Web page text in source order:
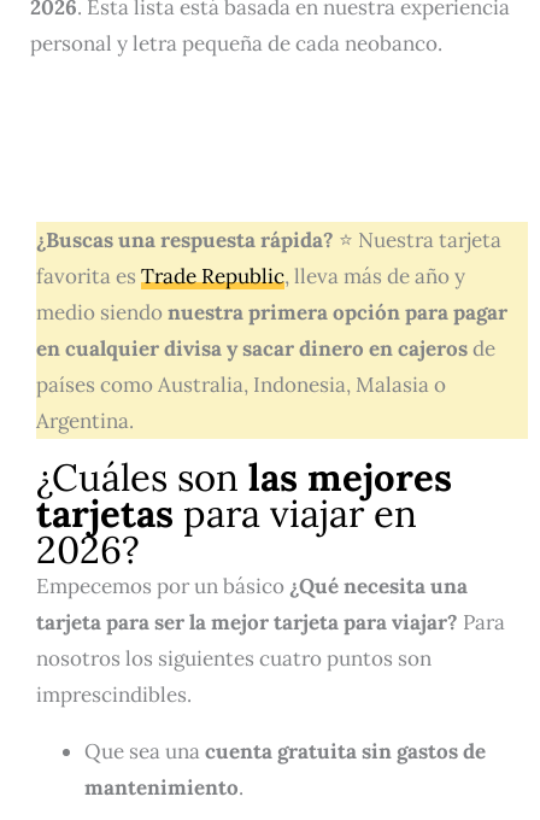
2026. Esta lista está basada en nuestra experiencia
personal y letra pequeña de cada neobanco.
¿Buscas una respuesta rápida? ⭐ Nuestra tarjeta
favorita es Trade Republic, lleva más de año y
medio siendonuestra primera opción para pagar
en cualquier divisa y sacar dinero en cajerosde
países como Australia, Indonesia, Malasia o
Argentina.
¿Cuáles son las mejores
tarjetas para viajar en
2026?
Empecemos por un básico ¿Qué necesita una
tarjeta para ser la mejor tarjeta para viajar? Para
nosotros los siguientes cuatro puntos son
imprescindibles.
Que sea unacuenta gratuita sin gastos de
mantenimiento.